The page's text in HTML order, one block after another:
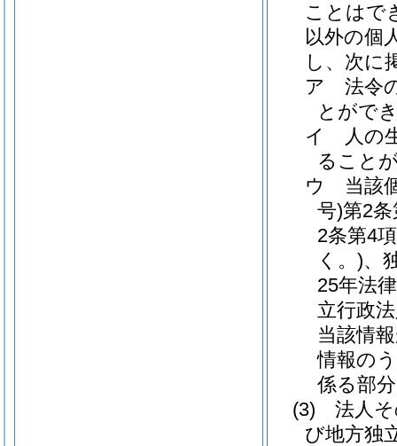
ことはで
以外の個
し、次に
ア
法令
とがで
イ
人の
ること
ウ
当該
号)第2
2条第4
く。)、
25年法
立行政
当該情
情報の
係る部分
(3)
法人
び地方独